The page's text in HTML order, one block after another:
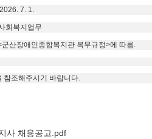
7. 1.
회복지업무
산장애인종합복지관 복무규정>에 따름.
참조해주시기 바랍니다.
사 채용공고.pdf